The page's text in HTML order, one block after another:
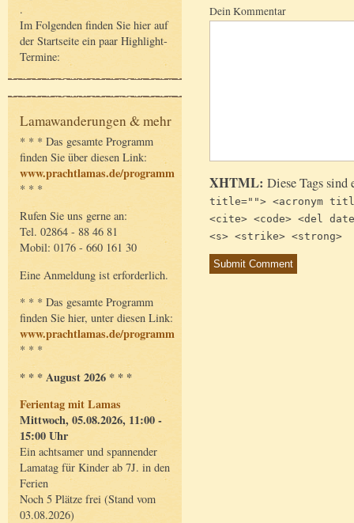
.
Im Folgenden finden Sie hier auf
der Startseite ein paar Highlight-
Termine:
Lamawanderungen & mehr
* * * Das gesamte Programm
finden Sie über diesen Link:
www.prachtlamas.de/programm
* * *
Rufen Sie uns gerne an:
Tel. 02864 - 88 46 81
Mobil: 0176 - 660 161 30
Eine Anmeldung ist erforderlich.
* * * Das gesamte Programm
finden Sie hier, unter diesen Link:
www.prachtlamas.de/programm
* * *
* * * August 2026 * * *
Ferientag mit Lamas
Mittwoch, 05.08.2026, 11:00 -
15:00 Uhr
Ein achtsamer und spannender
Lamatag für Kinder ab 7J. in den
Ferien
Noch 5 Plätze frei (Stand vom
03.08.2026)
Dein Kommentar
XHTML: Diese Tags
title=""> <acronym
<cite> <code> <del
<s> <strike> <strong>